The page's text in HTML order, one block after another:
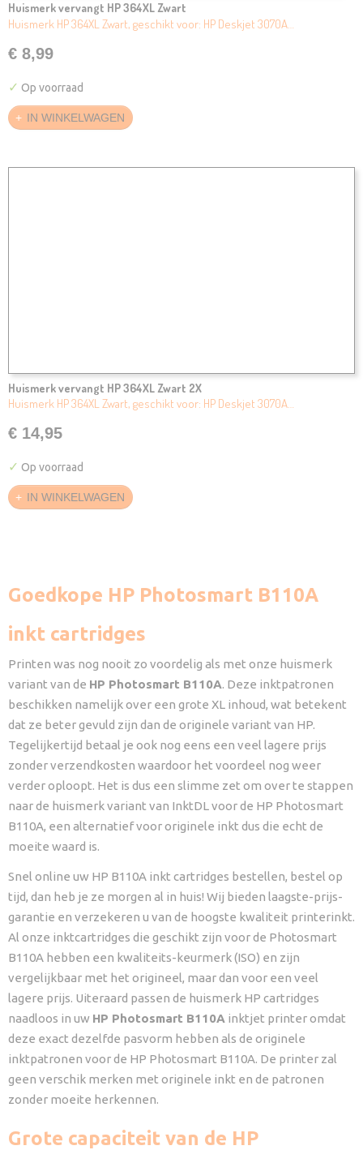
Huismerk vervangt HP 364XL Zwart
Huismerk HP 364XL Zwart, geschikt voor: HP Deskjet 3070A…
€ 8,99
✓ Op voorraad
IN WINKELWAGEN
Huismerk vervangt HP 364XL Zwart 2X
Huismerk HP 364XL Zwart, geschikt voor: HP Deskjet 3070A…
€ 14,95
✓ Op voorraad
IN WINKELWAGEN
Goedkope HP Photosmart B110A
inkt cartridges
Printen was nog nooit zo voordelig als met onze huismerk
variant van de HP Photosmart B110A. Deze inktpatronen
beschikken namelijk over een grote XL inhoud, wat betekent
dat ze beter gevuld zijn dan de originele variant van HP.
Tegelijkertijd betaal je ook nog eens een veel lagere prijs
zonder verzendkosten waardoor het voordeel nog weer
verder oploopt. Het is dus een slimme zet om over te stappen
naar de huismerk variant van InktDL voor de HP Photosmart
B110A, een alternatief voor originele inkt dus die echt de
moeite waard is.
Snel online uw HP B110A inkt cartridges bestellen, bestel op
tijd, dan heb je ze morgen al in huis! Wij bieden laagste-prijs-
garantie en verzekeren u van de hoogste kwaliteit printerinkt.
Al onze inktcartridges die geschikt zijn voor de Photosmart
B110A hebben een kwaliteits-keurmerk (ISO) en zijn
vergelijkbaar met het origineel, maar dan voor een veel
lagere prijs. Uiteraard passen de huismerk HP cartridges
naadloos in uw HP Photosmart B110A inktjet printer omdat
deze exact dezelfde pasvorm hebben als de originele
inktpatronen voor de HP Photosmart B110A. De printer zal
geen verschik merken met originele inkt en de patronen
zonder moeite herkennen.
Grote capaciteit van de HP